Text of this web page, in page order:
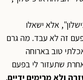
אלא ישאלו
זה לא עבד. מה גרם
טוב בארוחה
שתעזור לי בפעם
ולא מרימים ידיים.